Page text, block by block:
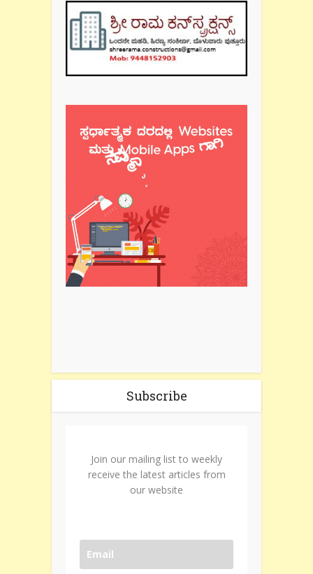
Subscribe
Join our mailing list to weekly
receive the latest articles from
our website